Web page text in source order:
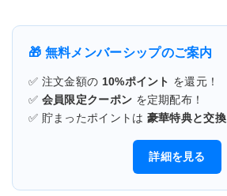
🎁 無料メンバーシップのご案内
✅ 注文金額の 10%ポイント を還元！
✅ 会員限定クーポン を定期配布！
✅ 貯まったポイントは 豪華特典と交換
詳細を見る